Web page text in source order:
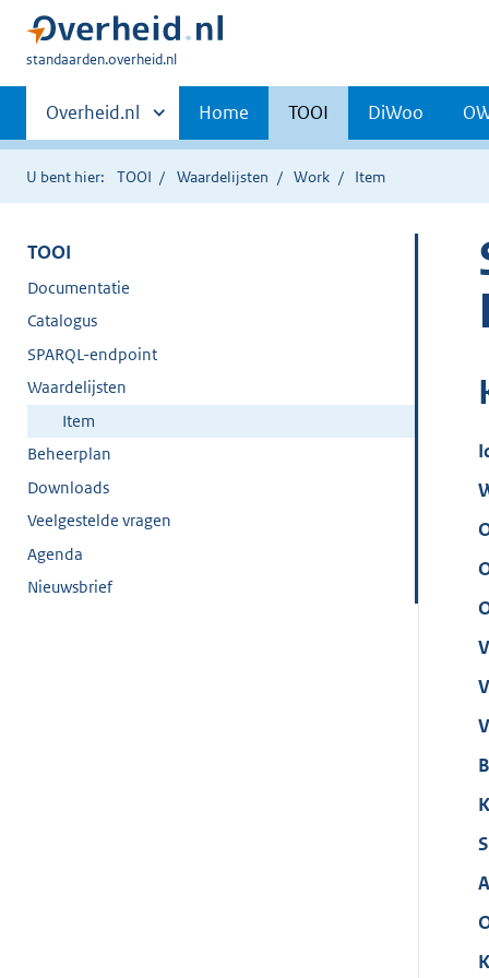
U
hier:
standaarden.overheid.nl
Primaire
navigatie
Andere
sites
binnen
Overheid.nl Home TOOI DiWoo
U bent hier: TOOI Waardelijsten Work Item
TOOI
Documentatie
Catalogus
SPARQL-endpoint
Waardelijsten
Item
Beheerplan
Downloads
Veelgestelde vragen
Agenda
Nieuwsbrief